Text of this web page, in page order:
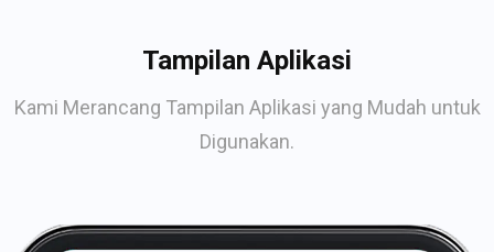
Tampilan Aplikasi
Kami Merancang Tampilan Aplikasi yang Mudah untuk
Digunakan.